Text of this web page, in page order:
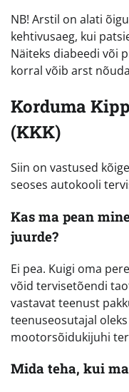
NB! Arstil on alati
kehtivusaeg, kui
Näiteks diabeedi või
korral võib arst
Korduma
(KKK)
Siin on vastused
seoses autokooli
Kas ma pean
juurde?
Ei pea. Kuigi oma
võid tervisetõendi
vastavat teenust
teenuseosutajal
mootorsõidukijuhi
Mida teha, kui